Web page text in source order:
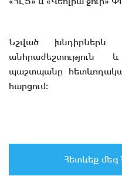
Նշված խնդիրներն
անհրաժեշտություն
պաշտպանը
հարցում։
Հետևեք մեզ